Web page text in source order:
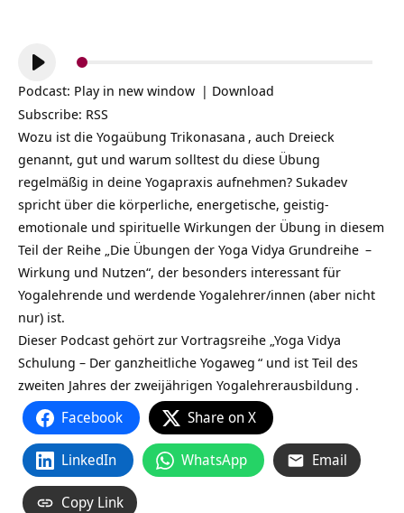
Audio-
Player
Podcast: Play in new window | Download
Subscribe: RSS
Wozu ist die Yogaübung Trikonasana , auch Dreieck
genannt, gut und warum solltest du diese Übung
regelmäßig in deine Yogapraxis aufnehmen? Sukadev
spricht über die körperliche, energetische, geistig-
emotionale und spirituelle Wirkungen der Übung in diesem
Teil der Reihe „Die Übungen der Yoga Vidya Grundreihe –
Wirkung und Nutzen“, der besonders interessant für
Yogalehrende und werdende Yogalehrer/innen (aber nicht
nur) ist.
Dieser Podcast gehört zur Vortragsreihe „Yoga Vidya
Schulung – Der ganzheitliche Yogaweg “ und ist Teil des
zweiten Jahres der zweijährigen Yogalehrerausbildung .
Facebook Share on X
LinkedIn WhatsApp Email
Copy Link